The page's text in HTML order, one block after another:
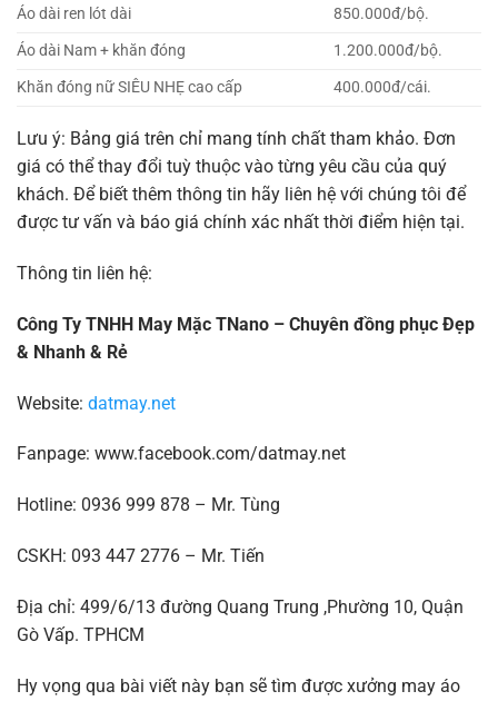
Áo dài ren lót dài
850.000đ/bộ.
Áo dài Nam + khăn đóng
1.200.000đ/bộ.
Khăn đóng nữ SIÊU NHẸ cao cấp
400.000đ/cái.
Lưu ý: Bảng giá trên chỉ mang tính chất tham khảo. Đơn
giá có thể thay đổi tuỳ thuộc vào từng yêu cầu của quý
khách. Để biết thêm thông tin hãy liên hệ với chúng tôi để
được tư vấn và báo giá chính xác nhất thời điểm hiện tại.
Thông tin liên hệ:
Công Ty TNHH May Mặc TNano – Chuyên đồng phục Đẹp
& Nhanh & Rẻ
Website: datmay.net
Fanpage: www.facebook.com/datmay.net
Hotline: 0936 999 878 – Mr. Tùng
CSKH: 093 447 2776 – Mr. Tiến
Địa chỉ: 499/6/13 đường Quang Trung ,Phường 10, Quận
Gò Vấp. TPHCM
Hy vọng qua bài viết này bạn sẽ tìm được xưởng may áo